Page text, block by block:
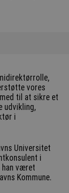
vores
til at sikre et
udvikling,
i
Universitet
i
han været
Kommune.